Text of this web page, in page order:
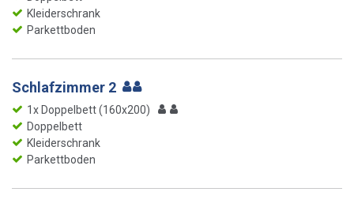
Kleiderschrank
Parkettboden
Schlafzimmer 2
1x Doppelbett (160x200)
Doppelbett
Kleiderschrank
Parkettboden